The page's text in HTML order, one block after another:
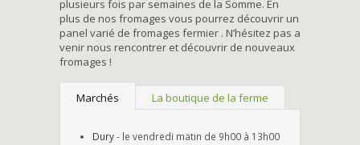
plusieurs fois par semaines de la Somme. En
plus de nos fromages vous pourrez découvrir un
panel varié de fromages fermier . N’hésitez pas a
venir nous rencontrer et découvrir de nouveaux
fromages !
Marchés La boutique de la ferme
Dury- le vendredi matin de 9h00 à 13h00